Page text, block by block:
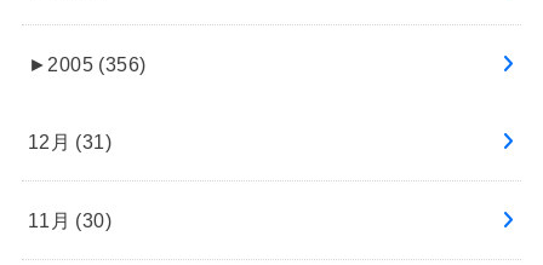
► 2005 (356)
12月 (31)
11月 (30)